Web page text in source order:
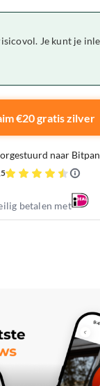
Je kunt je
€20 gratis zilver
naar
betalen met